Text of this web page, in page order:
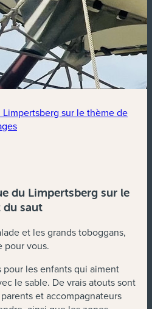
sur le thème de
du Limpertsberg sur le
du saut
et les grands toboggans,
pour vous.
pour les enfants qui aiment
le sable. De vrais atouts sont
et accompagnateurs